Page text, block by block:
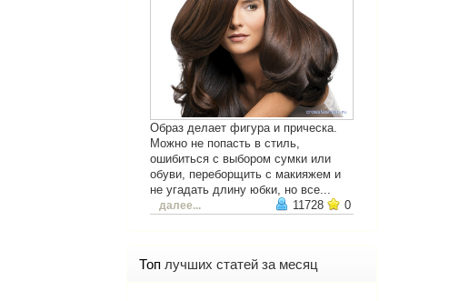
Образ делает фигура и прическа.
Можно не попасть в стиль,
ошибиться с выбором сумки или
обуви, переборщить с макияжем и
не угадать длину юбки, но все...
далее... 11728 0
Топ лучших статей за месяц